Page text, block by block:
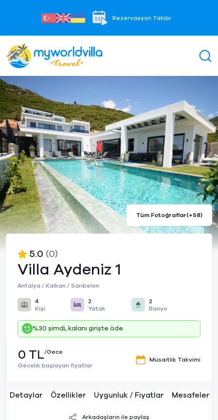
Rezervasyon Takibi
Tüm Fotoğraflar(+58)
Villa Aydeniz 1
Antalya / Kalkan / Sarıbelen
5.0 (0)
4
Kişi
2
Yatak
2
Banyo
%30 şimdi, kalanı girişte öde
0 TL/Gece
Gecelik başlayan fiyatlar
Müsaitlik Takvimi
Detaylar Özellikler Uygunluk / Fiyatlar Mesafeler
Arkadaşların ile paylaş